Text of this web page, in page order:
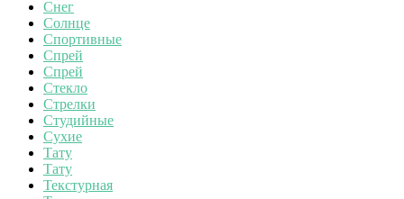
Снег
Солнце
Спортивные
Спрей
Спрей
Стекло
Стрелки
Студийные
Сухие
Тату
Тату
Текстурная